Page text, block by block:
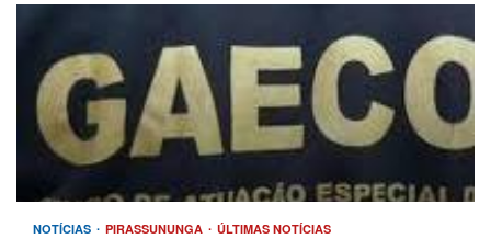
NOTÍCIAS PIRASSUNUNGA ÚLTIMAS NOTÍCIAS